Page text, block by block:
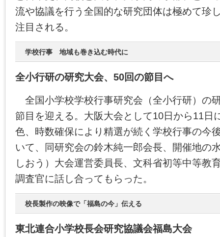
流や協議を行う全国的な研究団体は極めて珍
注目される。
学校行事 地域も巻き込む時代に
全小行研の研究大会、50回の節目へ
全国小学校学校行事研究会（全小行研）の
節目を迎える。大阪大会として10日から11日
色、時数確保により精選が続く学校行事の今
いて、同研究会の鈴木純一郎会長、開催地の
しおう）大会運営委員長、文科省初等中等教
調査官に話し合ってもらった。
校長製作の映像で「福島の今」伝える
東北連合小学校長会研究協議会福島大会